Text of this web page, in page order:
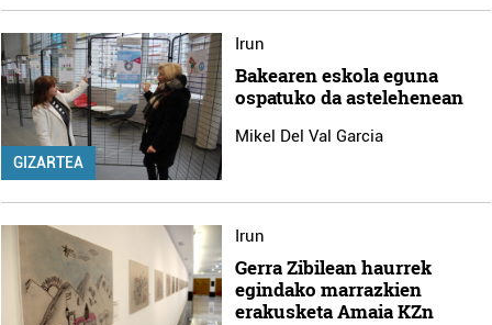
GIZARTEA
Irun
Bakearen eskola eguna
ospatuko da astelehenean
Mikel Del Val Garcia
Irun
Gerra Zibilean haurrek
egindako marrazkien
erakusketa Amaia KZn